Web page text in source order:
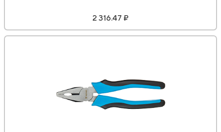
2 316.47 ₽